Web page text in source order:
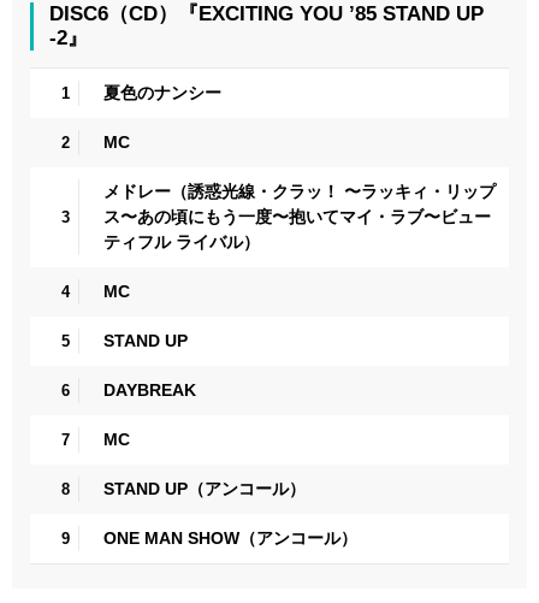
DISC6（CD）『EXCITING YOU ’85 STAND UP
-2』
1 夏色のナンシー
2 MC
3
メドレー（誘惑光線・クラッ！ 〜ラッキィ・リップ
ス〜あの頃にもう一度〜抱いてマイ・ラブ〜ビュー
ティフル ライバル）
4 MC
5 STAND UP
6 DAYBREAK
7 MC
8 STAND UP（アンコール）
9 ONE MAN SHOW（アンコール）